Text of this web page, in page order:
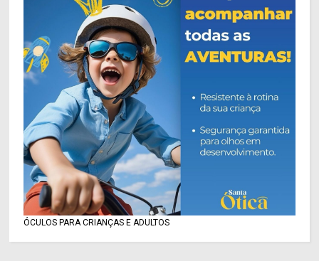
ÓCULOS PARA CRIANÇAS E ADULTOS